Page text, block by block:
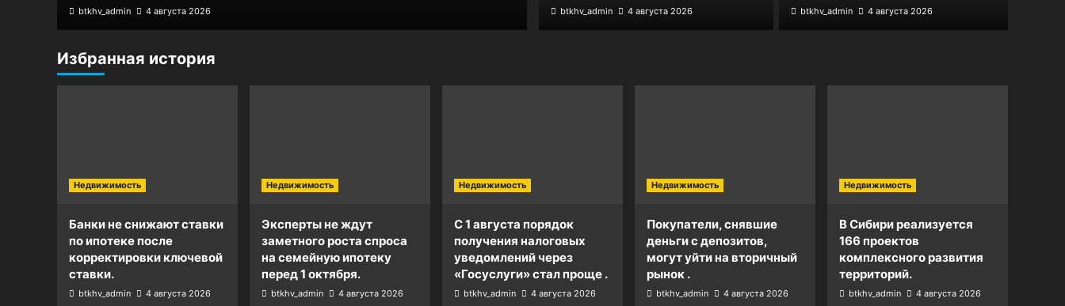
btkhv_admin 4 августа 2026 btkhv_admin 4 августа 2026
btkhv_admin 4 августа 2026 btkhv_admin 4 августа 2026
Избранная история
Недвижимость
Банки не снижают ставки
по ипотеке после
корректировки ключевой
ставки.
btkhv_admin 4 августа 2026
Недвижимость
Эксперты не ждут
заметного роста спроса
на семейную ипотеку
перед 1 октября.
btkhv_admin 4 августа 2026
Недвижимость
С 1 августа порядок
получения налоговых
уведомлений через
«Госуслуги» стал проще .
btkhv_admin 4 августа 2026
Недвижимость
Покупатели, снявшие
деньги с депозитов,
могут уйти на вторичный
рынок .
btkhv_admin 4 августа 2026
Недвижимость
В Сибири реализуется
166 проектов
комплексного развития
территорий.
btkhv_admin 4 августа 2026